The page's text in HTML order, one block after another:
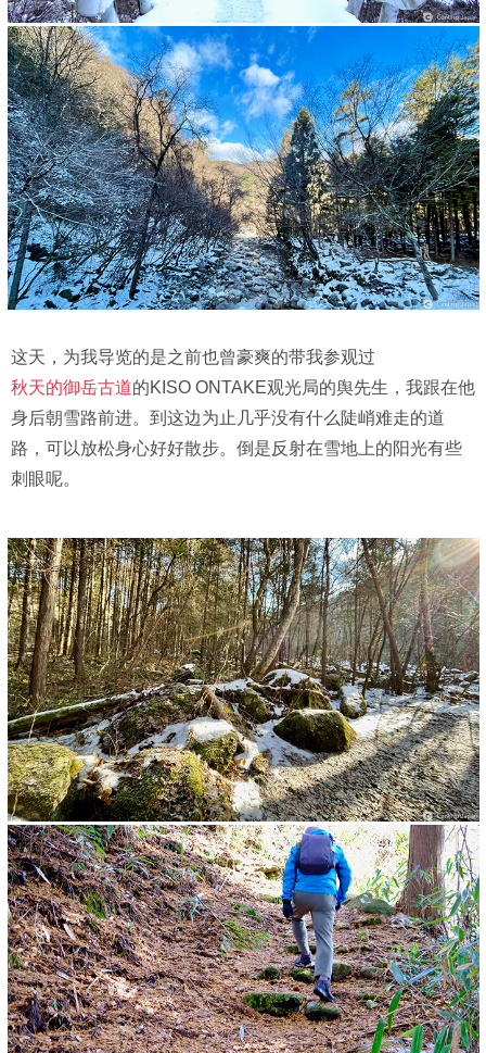
这天，为我导览的是之前也曾豪爽的带我参观过
秋天的御岳古道的KISO ONTAKE观光局的舆先生，我跟在他
身后朝雪路前进。到这边为止几乎没有什么陡峭难走的道
路，可以放松身心好好散步。倒是反射在雪地上的阳光有些
刺眼呢。